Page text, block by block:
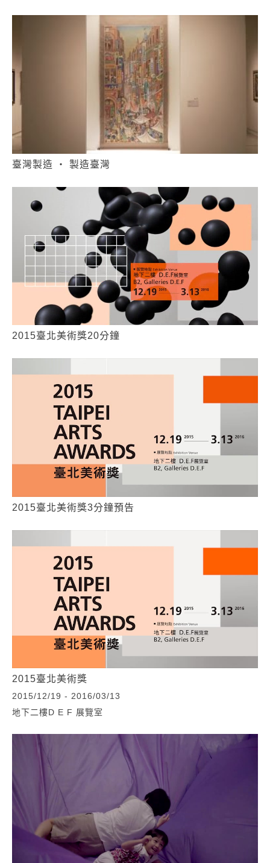
臺灣製造 ‧ 製造臺灣
2015臺北美術獎20分鐘
2015臺北美術獎3分鐘預告
2015臺北美術獎
2015/12/19 - 2016/03/13
地下二樓D E F 展覽室